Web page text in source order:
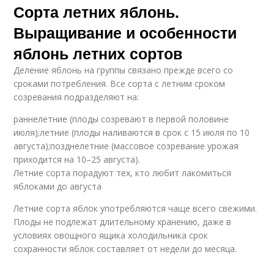
Сорта летних яблонь.
Выращивание и особенности
яблонь летних сортов
Деление яблонь на группы связано прежде всего со
сроками потребления. Все сорта с летним сроком
созревания подразделяют на:
раннелетние (плоды созревают в первой половине
июля);летние (плоды наливаются в срок с 15 июля по 10
августа);позднелетние (массовое созревание урожая
приходится на 10–25 августа).
Летние сорта порадуют тех, кто любит лакомиться
яблоками до августа
Летние сорта яблок употребляются чаще всего свежими.
Плоды не подлежат длительному хранению, даже в
условиях овощного ящика холодильника срок
сохранности яблок составляет от недели до месяца.